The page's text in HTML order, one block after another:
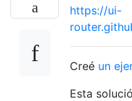
https://ui-
Creé un
Esta